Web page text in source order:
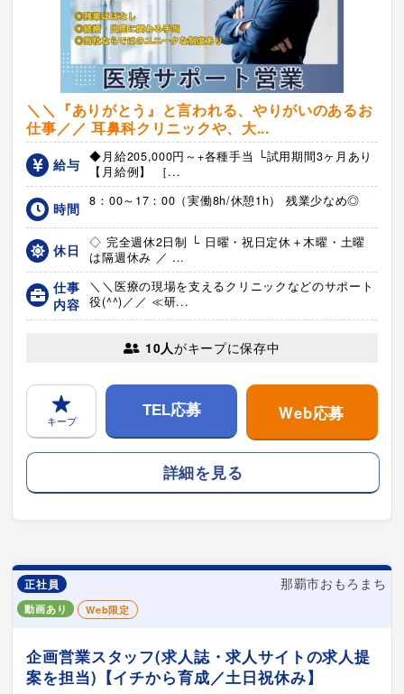
＼＼『ありがとう』と言われる、やりがいのあるお
仕事／／ 耳鼻科クリニックや、大...
給与
◆月給205,000円～+各種手当 └試用期間3ヶ月あり
【月給例】 ［...
時間 8：00～17：00（実働8h/休憩1h） 残業少なめ◎
休日
◇ 完全週休2日制 └ 日曜・祝日定休＋木曜・土曜
は隔週休み ／ ...
仕事
内容
＼＼医療の現場を支えるクリニックなどのサポート
役(^^)／／ ≪研...
10人がキープに保存中
キープ
TEL応募 Web応募
詳細を見る
正社員 那覇市おもろまち
動画あり Web限定
企画営業スタッフ(求人誌・求人サイトの求人提
案を担当)【イチから育成／土日祝休み】